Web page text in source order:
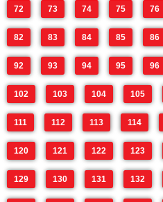
72 73 74 75 76
82 83 84 85 86
92 93 94 95 96
102 103 104 105
111 112 113 114
120 121 122 123
129 130 131 132